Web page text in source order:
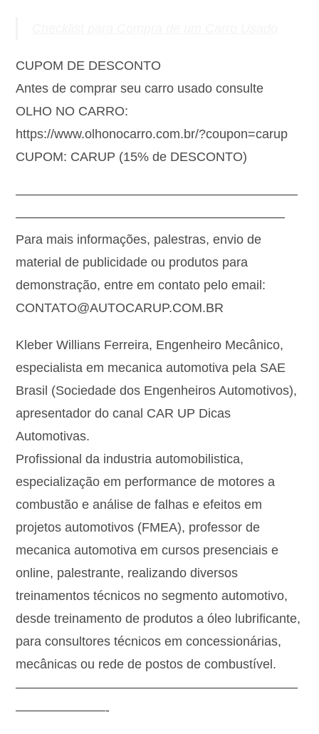
CUPOM DE DESCONTO
Antes de comprar seu carro usado consulte
OLHO NO CARRO:
https://www.olhonocarro.com.br/?coupon=carup
CUPOM: CARUP (15% de DESCONTO)
——————————————————————
—————————————————————
Para mais informações, palestras, envio de
material de publicidade ou produtos para
demonstração, entre em contato pelo email:
CONTATO@AUTOCARUP.COM.BR
Kleber Willians Ferreira, Engenheiro Mecânico,
especialista em mecanica automotiva pela SAE
Brasil (Sociedade dos Engenheiros Automotivos),
apresentador do canal CAR UP Dicas
Automotivas.
Profissional da industria automobilistica,
especialização em performance de motores a
combustão e análise de falhas e efeitos em
projetos automotivos (FMEA), professor de
mecanica automotiva em cursos presenciais e
online, palestrante, realizando diversos
treinamentos técnicos no segmento automotivo,
desde treinamento de produtos a óleo lubrificante,
para consultores técnicos em concessionárias,
mecânicas ou rede de postos de combustível.
——————————————————————
———————-